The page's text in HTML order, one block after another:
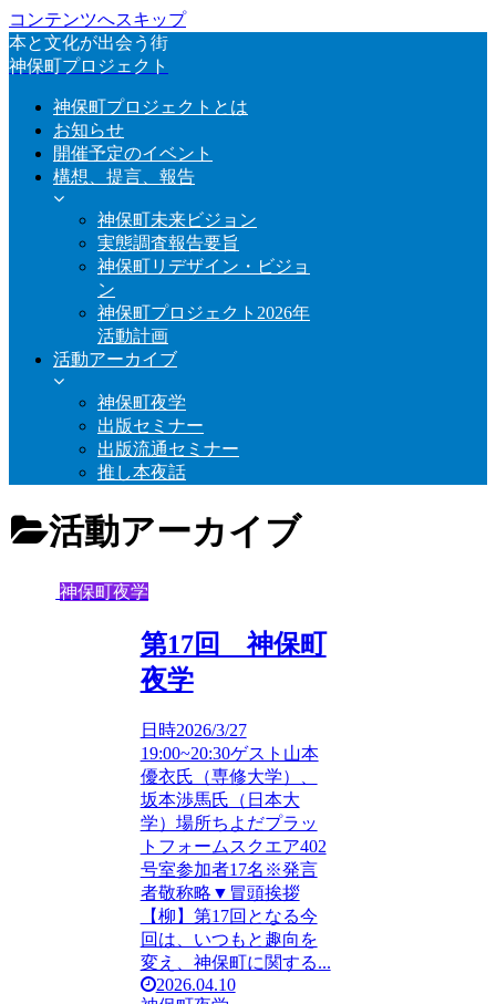
コンテンツへスキップ
本と文化が出会う街
神保町プロジェクト
神保町プロジェクトとは
お知らせ
開催予定のイベント
構想、提言、報告
神保町未来ビジョン
実態調査報告要旨
神保町リデザイン・ビジョ
ン
神保町プロジェクト2026年
活動計画
活動アーカイブ
神保町夜学
出版セミナー
出版流通セミナー
推し本夜話
活動アーカイブ
神保町夜学
第17回 神保町
夜学
日時2026/3/27
19:00~20:30ゲスト山本
優衣氏（専修大学）、
坂本渉馬氏（日本大
学）場所ちよだプラッ
トフォームスクエア402
号室参加者17名※発言
者敬称略▼冒頭挨拶
【柳】第17回となる今
回は、いつもと趣向を
変え、神保町に関する...
2026.04.10